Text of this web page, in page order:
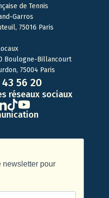
de Tennis
Garros
75016 Paris
Boulogne-Billancourt
75004 Paris
56 20
réseaux sociaux